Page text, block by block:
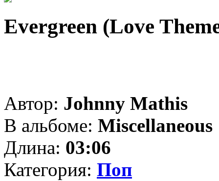
Evergreen (Love
Автор: Johnny Mathis
В альбоме: Miscellaneous
Длина: 03:06
Категория: Поп